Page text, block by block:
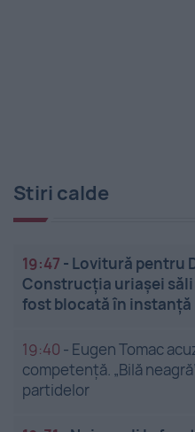
Stiri calde
19:47 - Lovitură pentru
Construcția uriașei săli
fost blocată în instanță
19:40 - Eugen Tomac
competență. „Bilă
partidelor